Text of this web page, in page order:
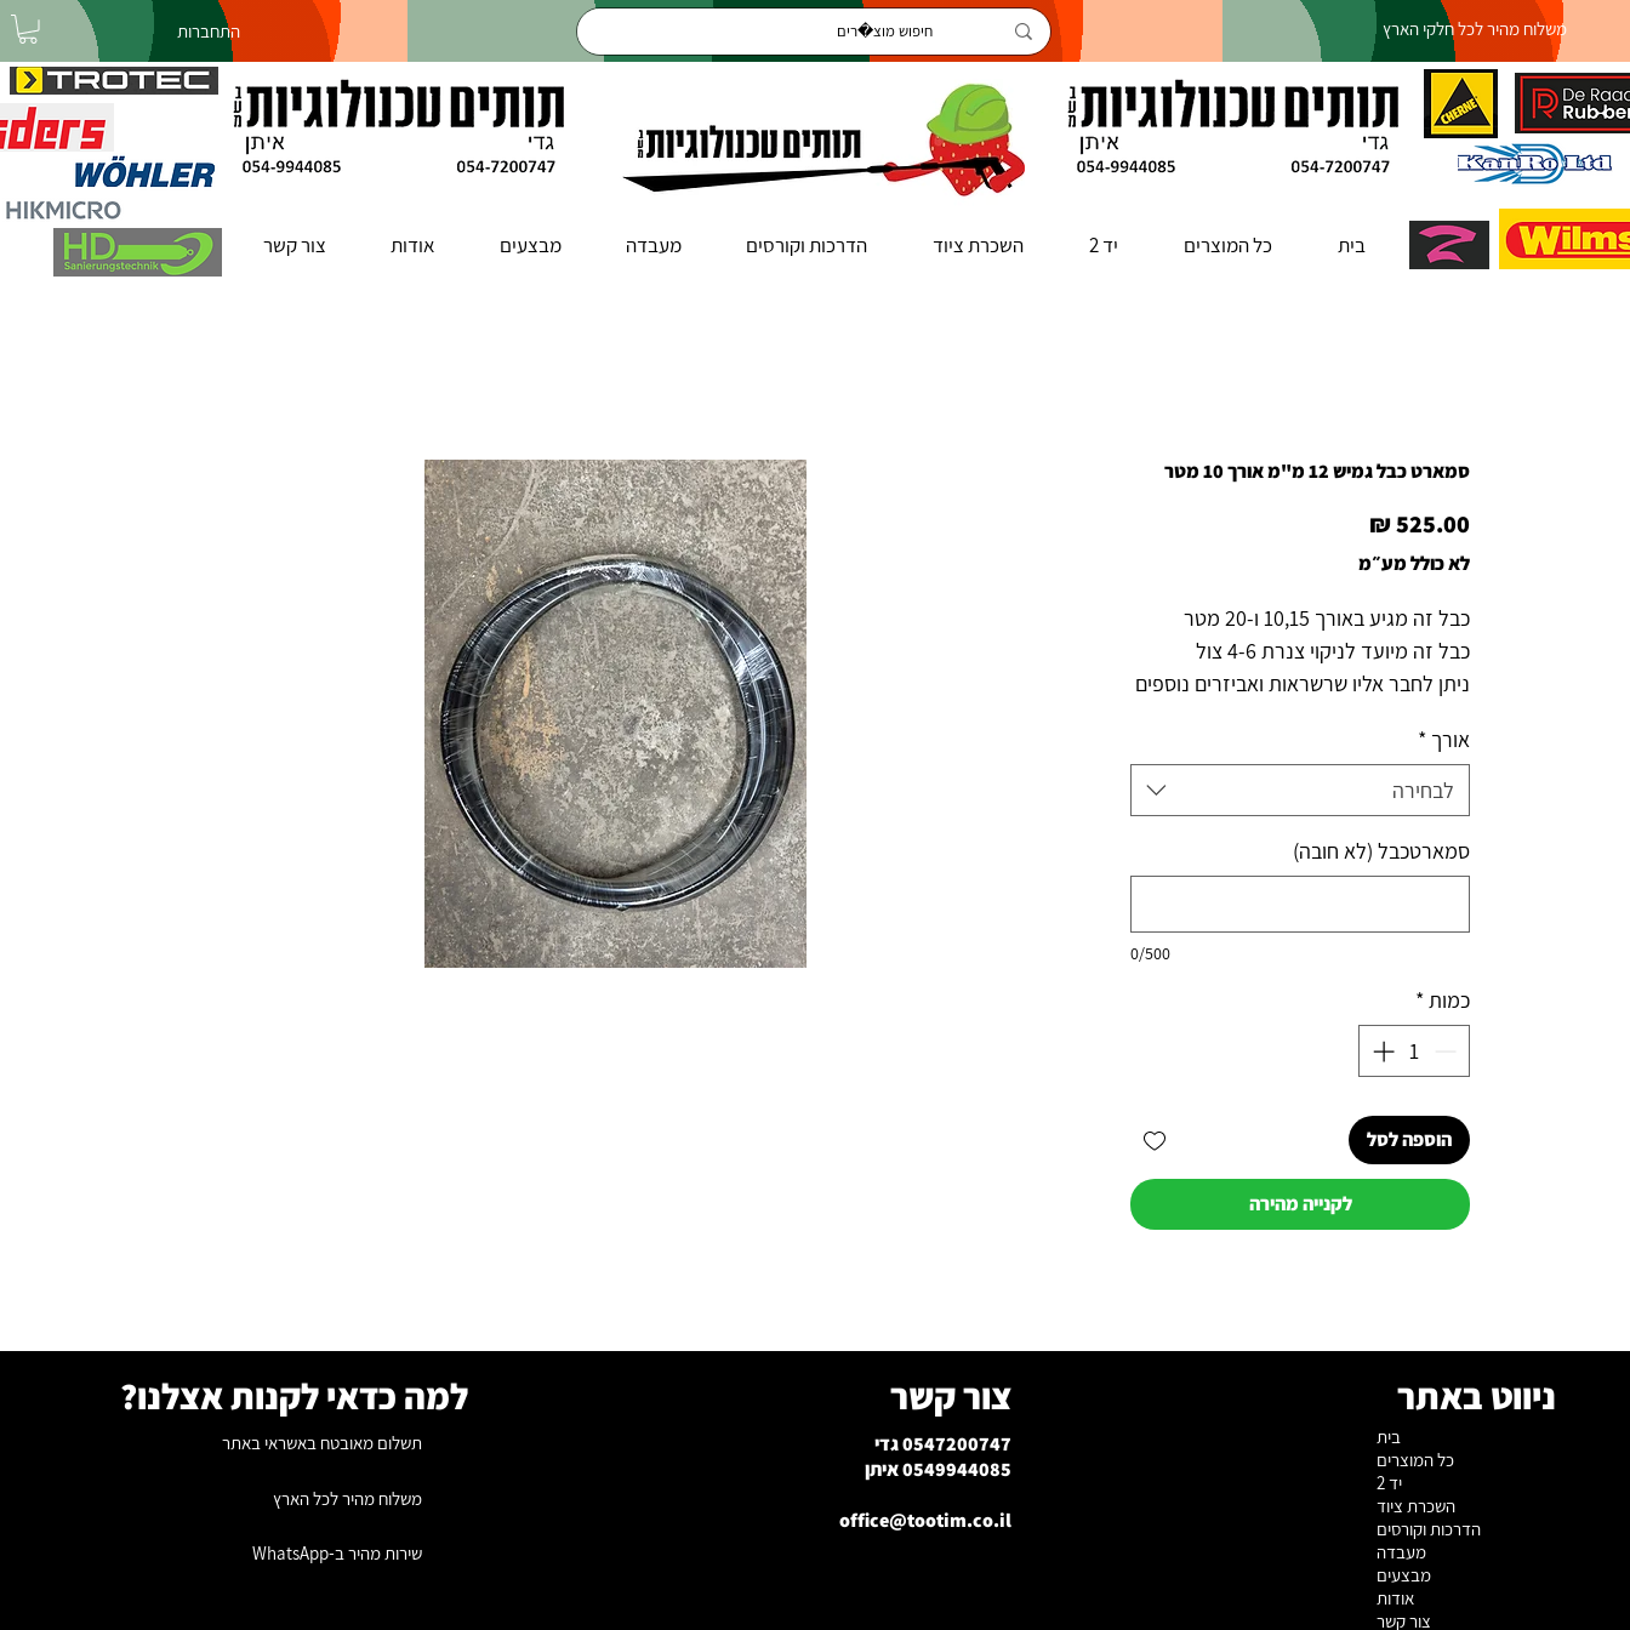
התחברות משלוח מהיר לכל חלקי הארץ
בית כל המוצרים יד 2 השכרת ציוד הדרכות וקורסים מעבדה מבצעים אודות צור קשר
סמארט כבל גמיש 12 מ"מ אורך 10 מטר
לא כולל מע״מ
כבל זה מגיע באורך 10,15 ו-20 מטר
כבל זה מיועד לניקוי צנרת 4-6 צול
ניתן לחבר אליו שרשראות ואביזרים נוספים
אורך *
לבחירה
סמארטכבל (לא חובה)
0/500
כמות *
הוספה לסל
לקנייה מהירה
למה כדאי לקנות אצלנו?
תשלום מאובטח באשראי באתר
משלוח מהיר לכל הארץ
שירות מהיר ב-WhatsApp
צור קשר
0547200747 גדי
0549944085 איתן
office@tootim.co.il
ניווט באתר
בית
כל המוצרים
יד 2
השכרת ציוד
הדרכות וקורסים
מעבדה
מבצעים
אודות
צור קשר